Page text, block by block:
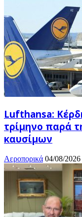
Lufthansa:
τρίμηνο παρά
καυσίμων
Αεροπορικά 04/08/